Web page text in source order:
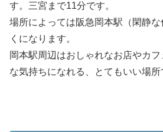
す。三宮まで11分です。
場所によっては阪急岡本駅（閑静
くになります。
岡本駅周辺はおしゃれなお店やカ
な気持ちになれる、とてもいい場所